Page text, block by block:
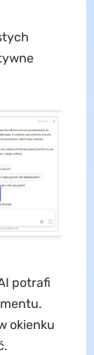
potrafi
okienku